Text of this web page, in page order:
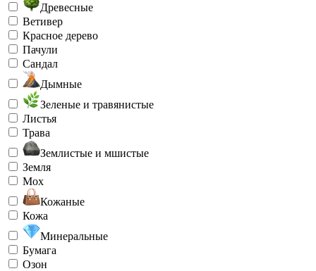
Древесные
Ветивер
Красное дерево
Пачули
Сандал
Дымные
Зеленые и травянистые
Листья
Трава
Землистые и мшистые
Земля
Мох
Кожаные
Кожа
Минеральные
Бумага
Озон